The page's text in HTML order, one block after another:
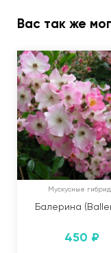
Вас так же
Мускусные
Балерина
450 ₽